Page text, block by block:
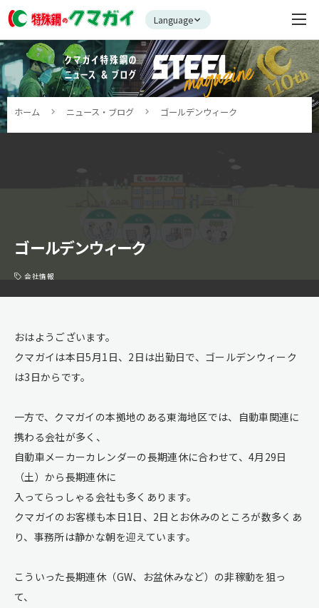
Language
ホーム ニュース・ブログ ゴールデンウィーク
ゴールデンウィーク
会社情報
おはようございます。
クマガイは本日5月1日、2日は出勤日で、ゴールデンウィーク
は3日からです。
一方で、クマガイの本拠地のある東海地区では、自動車関連に
携わる会社が多く、
自動車メーカーカレンダーの長期連休に合わせて、4月29日
（土）から長期連休に
入ってらっしゃる会社も多くあります。
クマガイのお客様も本日1日、2日とお休みのところが数多くあ
り、事務所は静かな朝を迎えています。
こういった長期連休（GW、お盆休みなど）の非稼動を狙っ
て、